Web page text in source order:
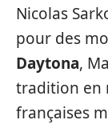
Nicolas
pour des
Daytona,
tradition en
françaises